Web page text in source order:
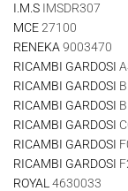
I.M.S IMSDR307
MCE27100
RENEKA 9003470
RICAMBI GARDOSI
RICAMBI GARDOSI
RICAMBI GARDOSI
RICAMBI GARDOSI
RICAMBI GARDOSI
RICAMBI GARDOSI
ROYAL 4630033